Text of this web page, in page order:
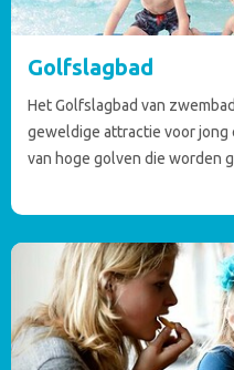
Golfslagbad
Het Golfslagbad van
geweldige attractie voor jong
van hoge golven die worden